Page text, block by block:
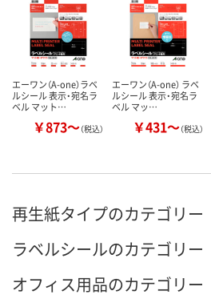
数量
カゴへ
数量
エーワン（A-one）ラベ
ルシール 表示・宛名ラ
ベル マット…
￥873～（税込）
エーワン（A-one） ラベ
ルシール 表示・宛名ラ
ベル マッ…
￥431～（税込）
再生紙タイプのカテゴリー
ラベルシールのカテゴリー
オフィス用品のカテゴリー